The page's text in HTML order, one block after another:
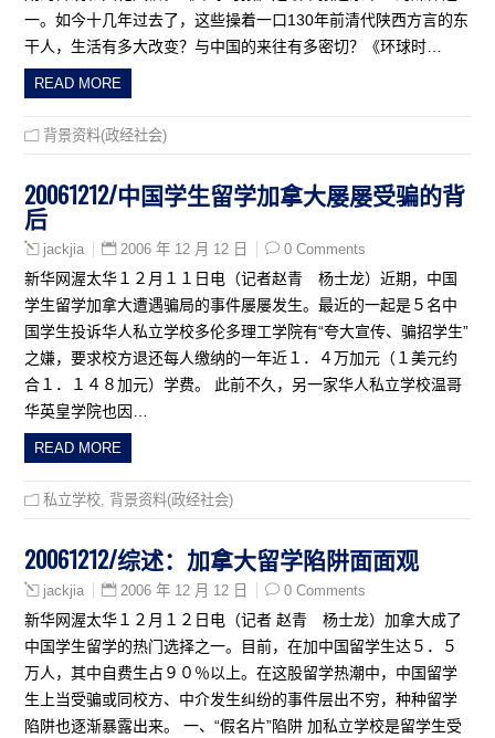
一。如今十几年过去了，这些操着一口130年前清代陕西方言的东
干人，生活有多大改变？与中国的来往有多密切？《环球时…
READ MORE
背景资料(政经社会)
20061212/中国学生留学加拿大屡屡受骗的背
后
jackjia 2006 年 12 月 12 日 0 Comments
新华网渥太华１２月１１日电（记者赵青 杨士龙）近期，中国
学生留学加拿大遭遇骗局的事件屡屡发生。最近的一起是５名中
国学生投诉华人私立学校多伦多理工学院有“夸大宣传、骗招学生”
之嫌，要求校方退还每人缴纳的一年近１．４万加元（１美元约
合１．１４８加元）学费。 此前不久，另一家华人私立学校温哥
华英皇学院也因…
READ MORE
私立学校 背景资料(政经社会)
20061212/综述：加拿大留学陷阱面面观
jackjia 2006 年 12 月 12 日 0 Comments
新华网渥太华１２月１２日电（记者 赵青 杨士龙）加拿大成了
中国学生留学的热门选择之一。目前，在加中国留学生达５．５
万人，其中自费生占９０％以上。在这股留学热潮中，中国留学
生上当受骗或同校方、中介发生纠纷的事件层出不穷，种种留学
陷阱也逐渐暴露出来。 一、“假名片”陷阱 加私立学校是留学生受